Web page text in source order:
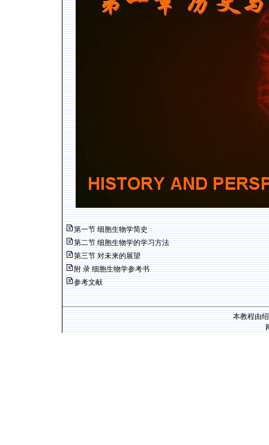
第一节 细胞生物学简史
第二节 细胞生物学的学习方法
第三节 对未来的展望
附 录 细胞生物学参考书
参考文献
本教程由